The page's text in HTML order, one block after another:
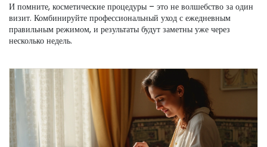
И помните, косметические процедуры – это не волшебство за один
визит. Комбинируйте профессиональный уход с ежедневным
правильным режимом, и результаты будут заметны уже через
несколько недель.